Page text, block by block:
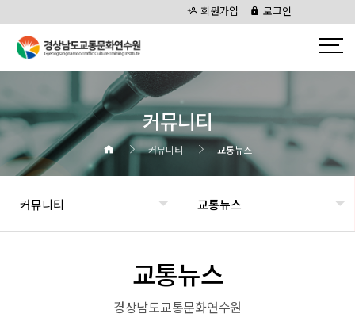
회원가입 로그인
커뮤니티
커뮤니티 교통뉴스
커뮤니티 교통뉴스
교통뉴스
경상남도교통문화연수원